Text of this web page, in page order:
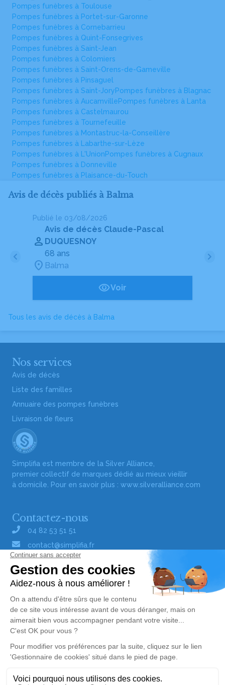
Pompes funèbres à Toulouse
Pompes funèbres à Portet-sur-Garonne
Pompes funèbres à Cornebarrieu
Pompes funèbres à Quint-Fonsegrives
Pompes funèbres à Saint-Jean
Pompes funèbres à Colomiers
Pompes funèbres à Saint-Orens-de-Gameville
Pompes funèbres à Pinsaguel
Pompes funèbres à Saint-JoryPompes funèbres à Blagnac
Pompes funèbres à AucamvillePompes funèbres à Lanta
Pompes funèbres à Castelmaurou
Pompes funèbres à Tournefeuille
Pompes funèbres à Montastruc-la-Conseillère
Pompes funèbres à Labarthe-sur-Lèze
Pompes funèbres à L'UnionPompes funèbres à Cugnaux
Pompes funèbres à Donneville
Pompes funèbres à Plaisance-du-Touch
Avis de décès publiés à Balma
Publié le 03/08/2026
Avis de décès Claude-Pascal
DUQUESNOY
68 ans
Balma
Voir
Tous les avis de décès à Balma
Nos services
Avis de décès
Liste des familles
Annuaire des pompes funèbres
Livraison de fleurs
Simplifia est membre de la Silver Alliance,
premier collectif de marques dédié au mieux vieillir
à domicile. Pour en savoir plus : www.silveralliance.com
Contactez-nous
04 82 53 51 51
contact@simplifia.fr
Réseaux sociaux
Liens utiles
Publier un avis de décès
Signaler un abus/une erreur
Consultez nos offres d'emploi